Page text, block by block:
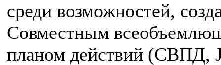
среди возможностей,
Совместным
планом действий (СВПД,